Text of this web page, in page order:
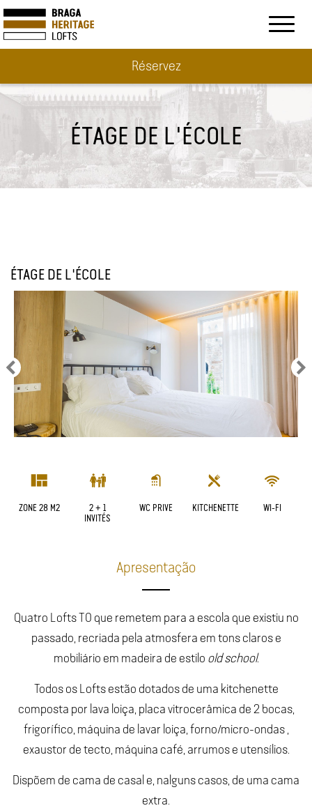
Réservez
ÉTAGE DE L'ÉCOLE
ÉTAGE DE L'ÉCOLE
ZONE 28 M2
2 + 1
INVITÉS
WC PRIVE KITCHENETTE WI-FI
Apresentação
Quatro Lofts T0 que remetem para a escola que existiu no
passado, recriada pela atmosfera em tons claros e
mobiliário em madeira de estilo old school.
Todos os Lofts estão dotados de uma kitchenette
composta por lava loiça, placa vitrocerâmica de 2 bocas,
frigorífico, máquina de lavar loiça, forno/micro-ondas ,
exaustor de tecto, máquina café, arrumos e utensílios.
Dispõem de cama de casal e, nalguns casos, de uma cama
extra.